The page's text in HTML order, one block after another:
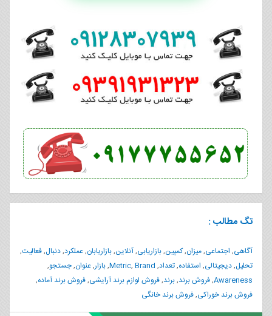
تگ مطالب :
آگاهی, اجتماعی,میزان,کمپین,بازاریابی,آنلاین,بازاریابان,عملکرد,دنبال,فعالیت,
تحلیل,دیجیتالی, استفاده,تعداد,
Metric, Brand
,بازار,عنوان,جستجو,
Awareness
,فروش برند,برند,فروش لوازم برند آرایشی,فروش برند آماده,
فروش برند خوراکی,فروش برند خانگی